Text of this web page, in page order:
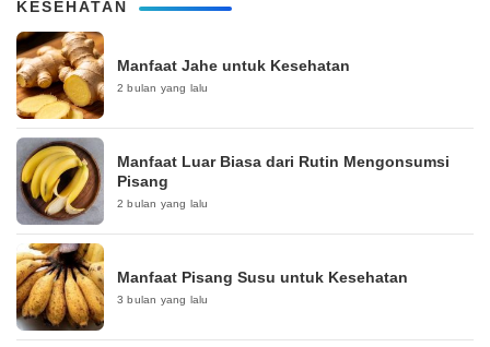
KESEHATAN
Manfaat Jahe untuk Kesehatan
2 bulan yang lalu
Manfaat Luar Biasa dari Rutin Mengonsumsi
Pisang
2 bulan yang lalu
Manfaat Pisang Susu untuk Kesehatan
3 bulan yang lalu